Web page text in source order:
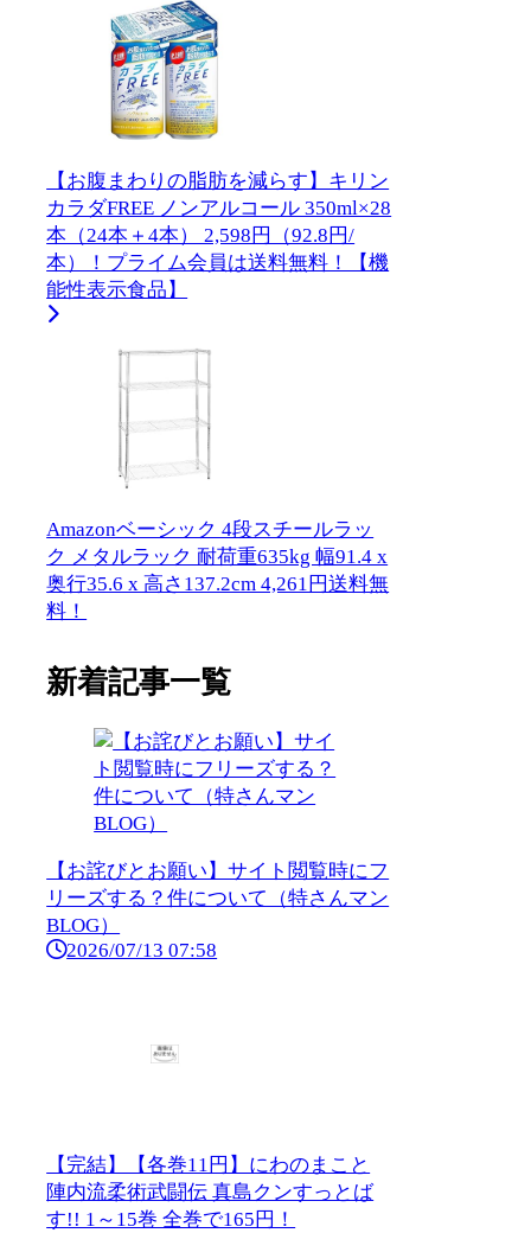
【お腹まわりの脂肪を減らす】キリン
カラダFREE ノンアルコール 350ml×28
本（24本＋4本） 2,598円（92.8円/
本）！プライム会員は送料無料！【機
能性表示食品】
Amazonベーシック 4段スチールラッ
ク メタルラック 耐荷重635kg 幅91.4 x
奥行35.6 x 高さ137.2cm 4,261円送料無
料！
新着記事一覧
【お詫びとお願い】サイト閲覧時にフ
リーズする？件について（特さんマン
BLOG）
2026/07/13 07:58
【完結】【各巻11円】にわのまこと
陣内流柔術武闘伝 真島クンすっとば
す!! 1～15巻 全巻で165円！